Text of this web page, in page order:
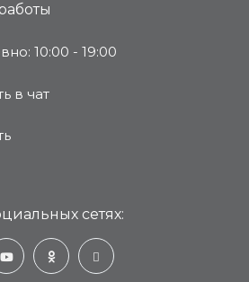
10:00 - 19:00
в чат
сетях: